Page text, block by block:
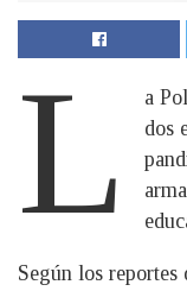
L
a
dos
Según los reportes